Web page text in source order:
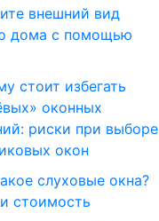
внешний вид
дома с помощью
стоит избегать
оконных
риски при выборе
окон
слуховые окна?
стоимость